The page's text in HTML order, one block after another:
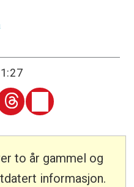
to år gammel og
informasjon.